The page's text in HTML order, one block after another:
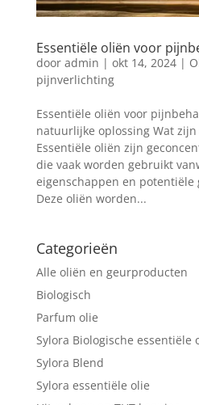
Essentiële oliën voor
door admin | okt 14, 2024|
pijnverlichting
Essentiële oliën voor
natuurlijke oplossing Wat
Essentiële oliën zijn
die vaak worden gebruikt
eigenschappen en potentiële
Deze oliën worden...
Categorieën
Alle oliën en geurproducten
Biologisch
Parfum olie
Sylora Biologische essentiële
Sylora Blend
Sylora essentiële olie